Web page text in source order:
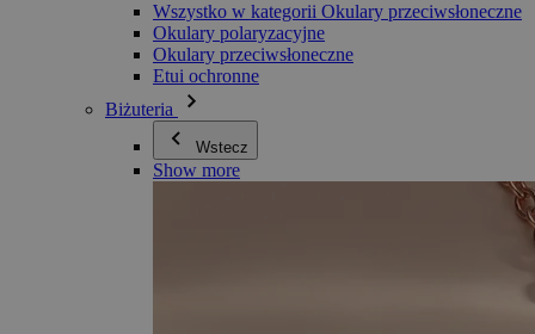
Wszystko w kategorii Okulary przeciwsłoneczne
Okulary polaryzacyjne
Okulary przeciwsłoneczne
Etui ochronne
Biżuteria
Wstecz
Show more